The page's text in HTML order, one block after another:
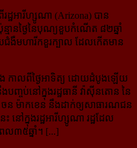
ឋអារីហ្សូណា (Arizona) បាន
ានថ្ងៃនៃបុណ្យខួបកំណើត ៨២ឆ្នាំ
មហារីកខួរក្បាល ដែលកើតមាន​
កាលពីថ្ងៃអាទិត្យ ដោយដំបូងឡើយ
បញ្ចប់នៅក្នុងរដ្ឋធានី វ៉ាស៊ីនតោន នៃ
ម៉ាកខេន នឹងដាក់ឲ្យសាធារណជន
នៅក្នុងរដ្ឋអារីហ្សូណា រដ្ឋដែល
ល៣៥ឆ្នាំ។ [...]